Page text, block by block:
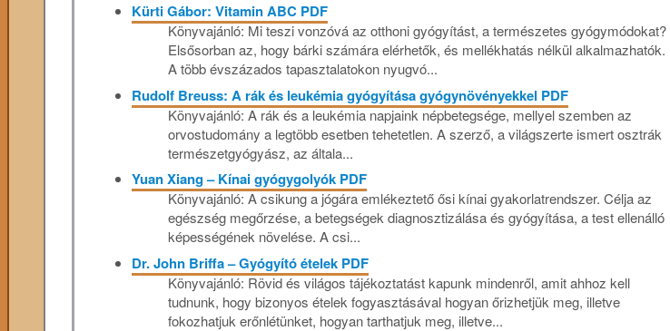
Kürti Gábor: Vitamin ABC PDF
Könyvajánló: Mi teszi vonzóvá az otthoni gyógyítást, a természetes gyógymódokat?
Elsősorban az, hogy bárki számára elérhetők, és mellékhatás nélkül alkalmazhatók.
A több évszázados tapasztalatokon nyugvó...
Rudolf Breuss: A rák és leukémia gyógyítása gyógynövényekkel PDF
Könyvajánló: A rák és a leukémia napjaink népbetegsége, mellyel szemben az
orvostudomány a legtöbb esetben tehetetlen. A szerző, a világszerte ismert osztrák
természetgyógyász, az általa...
Yuan Xiang – Kínai gyógygolyók PDF
Könyvajánló: A csikung a jógára emlékeztető ősi kínai gyakorlatrendszer. Célja az
egészség megőrzése, a betegségek diagnosztizálása és gyógyítása, a test ellenálló
képességének növelése. A csi...
Dr. John Briffa – Gyógyító ételek PDF
Könyvajánló: Rövid és világos tájékoztatást kapunk mindenről, amit ahhoz kell
tudnunk, hogy bizonyos ételek fogyasztásával hogyan őrizhetjük meg, illetve
fokozhatjuk erőnlétünket, hogyan tarthatjuk meg, illetve...